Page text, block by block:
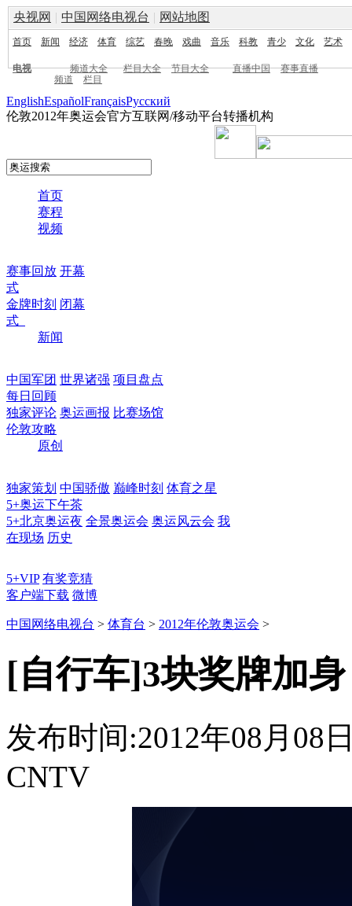
央视网 | 中国网络电视台 | 网站地图
首页 新闻 经济 体育 综艺 春晚 戏曲 音乐 科教 青少 文化 艺术
电视 频道大全 栏目大全 节目大全 直播中国
赛事直播
频道
栏目
EnglishEspañolFrançaisPусский
伦敦2012年奥运会官方互联网/移动平台转播机构
首页
赛程
视频
赛事回放 开幕
式
金牌时刻 闭幕
式
新闻
中国军团 世界诸强 项目盘点
每日回顾
独家评论 奥运画报 比赛场馆
伦敦攻略
原创
独家策划 中国骄傲 巅峰时刻 体育之星
5+奥运下午茶
5+北京奥运夜 全景奥运会 奥运风云会 我
在现场 历史
5+VIP 有奖竞猜
客户端下载 微博
中国网络电视台 > 体育台 > 2012年伦敦奥运会 >
[自行车]3块奖牌加
发布时间:2012年08月08
CNTV